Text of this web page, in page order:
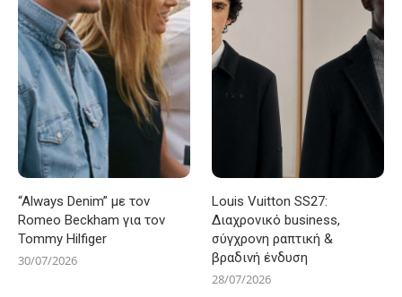
“Always Denim” με τον
Romeo Beckham για τον
Tommy Hilfiger
30/07/2026
Louis Vuitton SS27:
Διαχρονικό business,
σύγχρονη ραπτική &
βραδινή ένδυση
28/07/2026